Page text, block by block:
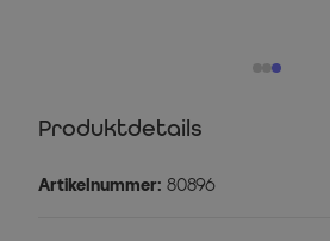
Produktdetails
Artikelnummer: 80896